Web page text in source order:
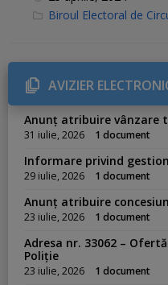
C
r
i
e
s
Biroul Electoral de
AVIZIER
Anunț atribuire vânzare
31 iulie, 2026 1 document
Informare privind
29 iulie, 2026 1 document
Anunț atribuire
23 iulie, 2026 1 document
Adresa nr. 33062 –
Poliție
23 iulie, 2026 1 document